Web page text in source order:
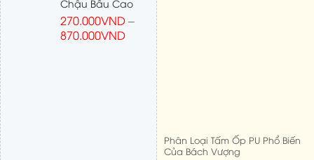
Chậu Bầu Cao
270.000VND–
870.000VND
Phân Loại Tấm Ốp PU Phổ Biến
Của Bách Vượng